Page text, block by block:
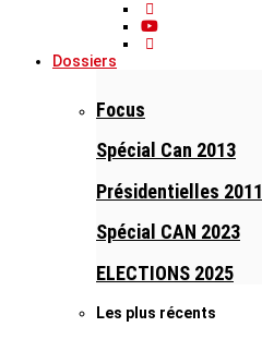
Dossiers
Focus
Spécial Can 2013
Présidentielles 2011
Spécial CAN 2023
ELECTIONS 2025
Les plus récents